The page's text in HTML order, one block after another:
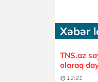
Xəbər
TNS.az
olaraq
12:21